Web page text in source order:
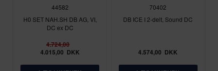
44582
H0 SET NAH.SH DB AG, VI,
DC ex DC
4.724,00
4.015,00 DKK
70402
DB ICE I 2-delt, Sound DC
4.574,00 DKK